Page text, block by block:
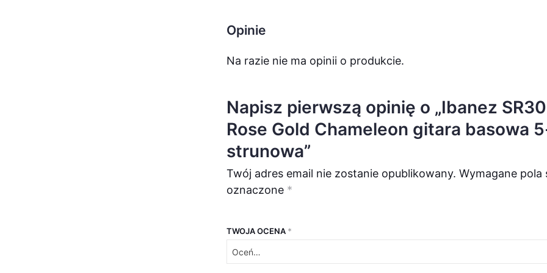
Opinie
Na razie nie ma opinii o produkcie.
Napisz pierwszą opinię o „Ibanez
Rose Gold Chameleon gitara basowa
strunowa”
Twój adres email nie zostanie opublikowany. Wymagane pola
oznaczone *
TWOJA OCENA *